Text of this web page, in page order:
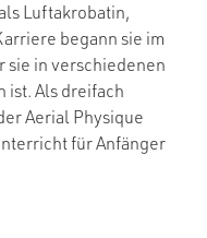
Luftakrobatin,
begann sie im
sie in verschiedenen
ist. Als dreifach
Aerial Physique
für Anfänger